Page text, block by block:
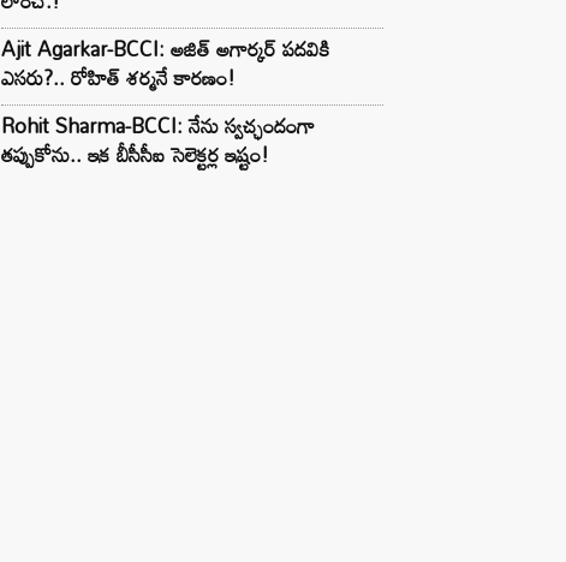
Ajit Agarkar-BCCI: అజిత్ అగార్కర్ పదవికి
ఎసరు?.. రోహిత్ శర్మనే కారణం!
Rohit Sharma-BCCI: నేను స్వచ్ఛందంగా
తప్పుకోను.. ఇక బీసీసీఐ సెలెక్టర్ల ఇష్టం!